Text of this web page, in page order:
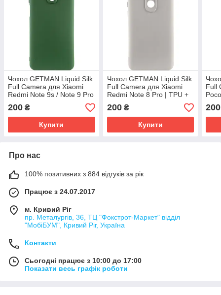
Чохол GETMAN Liquid Silk
Full Camera для Xiaomi
Redmi Note 9s / Note 9 Pro
/ Note 9 Pro Max | TPU +
Мікрофібра Зелений /
Dark
200 ₴
Купити
Чохол GETMAN Liquid Silk
Full Camera для Xiaomi
Redmi Note 8 Pro | TPU +
Мікрофібра Сірий /
Lavender
200₴
Купити
Full
Pro
200
Про нас
100% позитивних з 884 відгуків за рік
Працює з 24.07.2017
м. Кривий Ріг
пр. Металургів, 36, ТЦ "Фокстрот-Маркет" відділ
"МобіБУМ", Кривий Ріг, Україна
Контакти
Сьогодні працює з 10:00 до 17:00
Показати весь графік роботи